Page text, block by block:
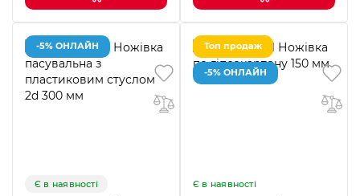
-5% ОНЛАЙН
Є в наявності
Топ продаж
-5% ОНЛАЙН
Є в наявності